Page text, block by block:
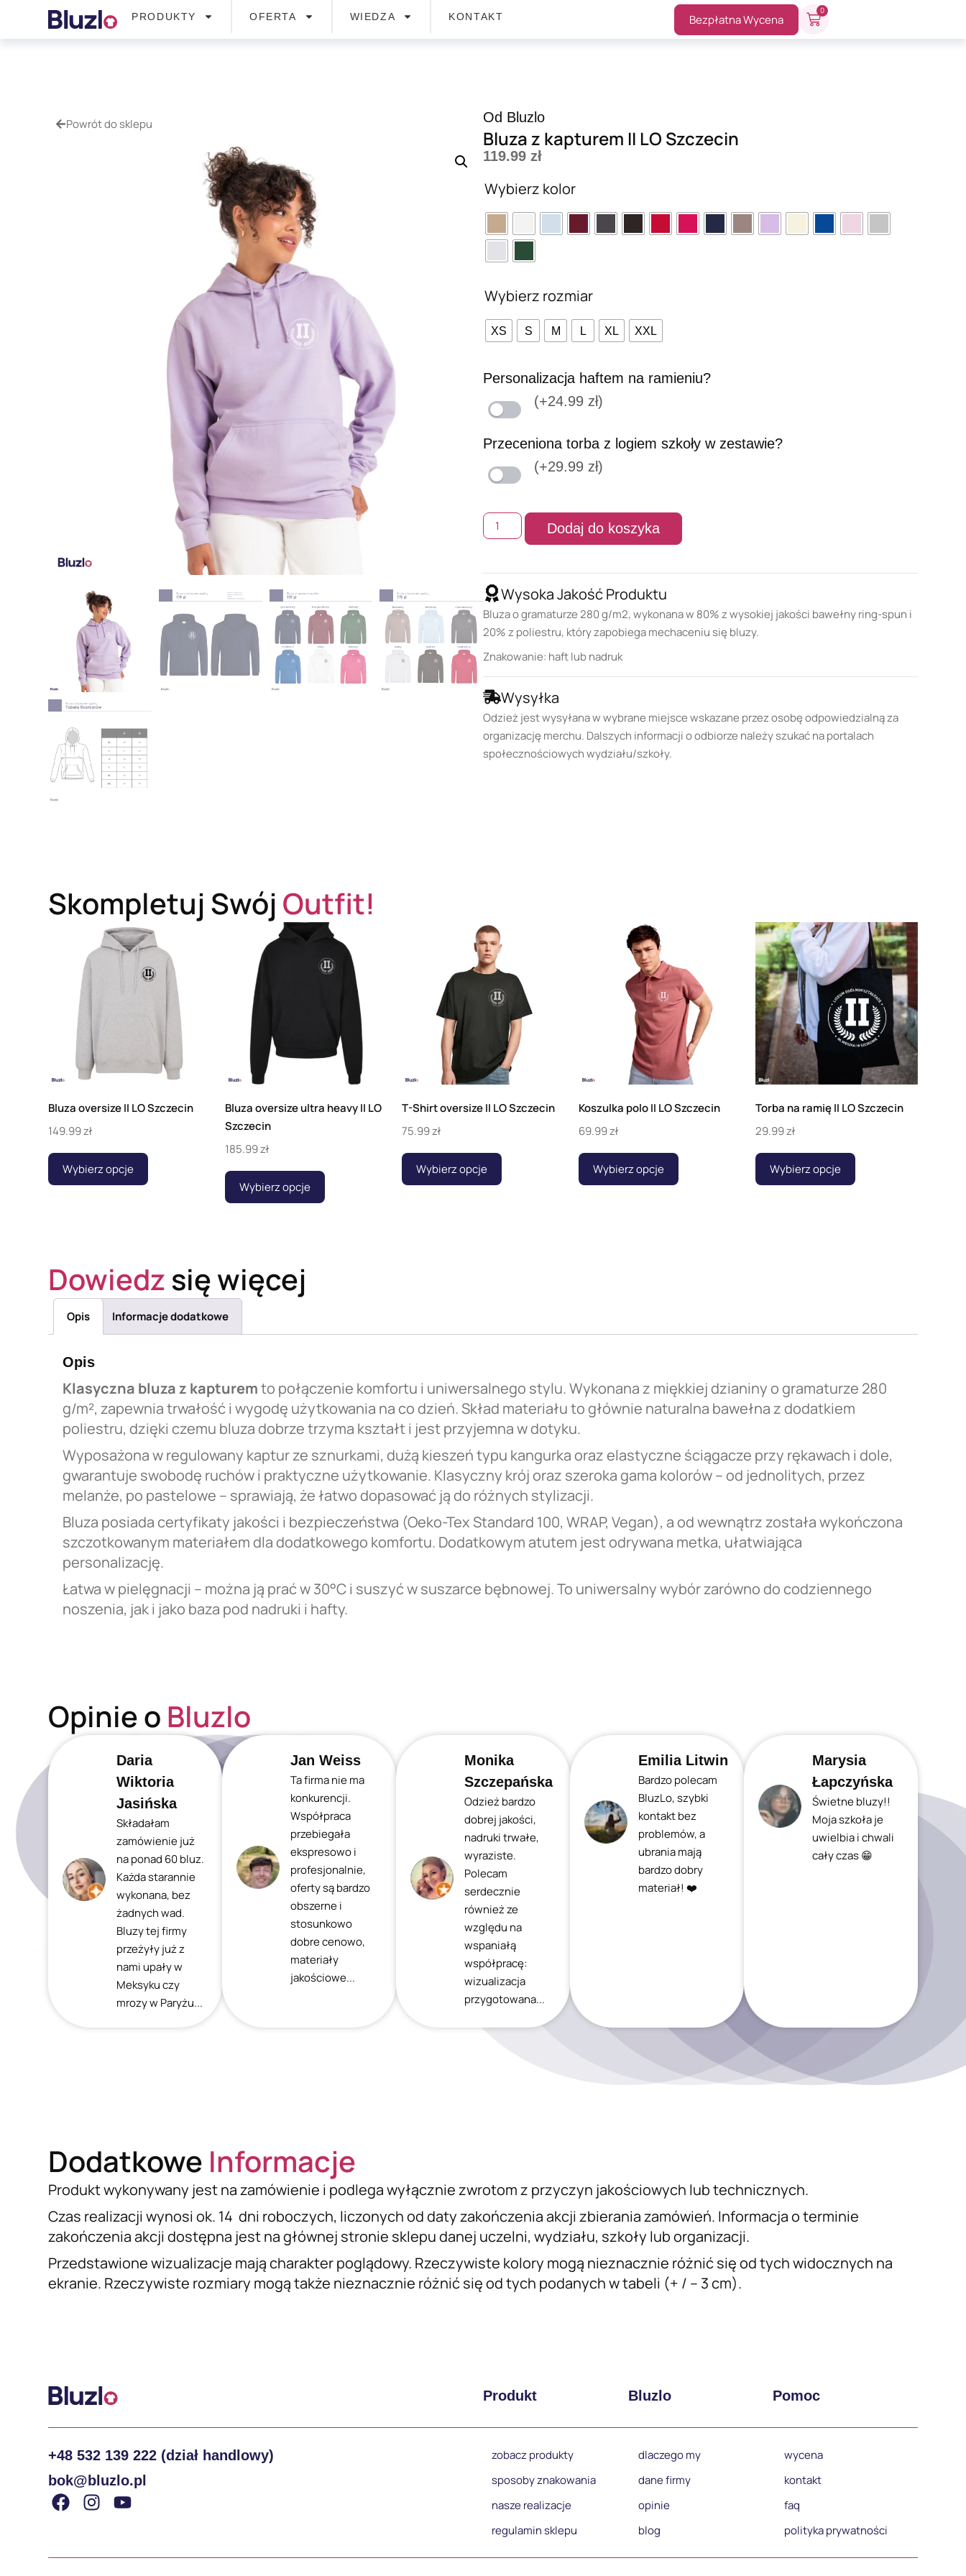
PRODUKTY OFERTA WIEDZA KONTAKT Bezpłatna Wycena
0
Powrót do sklepu Od Bluzlo
Bluza z kapturem II LO Szczecin
119.99 zł
Wybierz kolor
Wybierz rozmiar
XS S M L XL XXL
Personalizacja haftem na ramieniu?
(+24.99 zł)
Przeceniona torba z logiem szkoły w zestawie?
(+29.99 zł)
Dodaj do koszyka
Wysoka Jakość Produktu
Bluza o gramaturze 280 g/m2, wykonana w 80% z wysokiej jakości bawełny ring-spun i
20% z poliestru, który zapobiega mechaceniu się bluzy.
Znakowanie: haft lub nadruk
Wysyłka
Odzież jest wysyłana w wybrane miejsce wskazane przez osobę odpowiedzialną za
organizację merchu. Dalszych informacji o odbiorze należy szukać na portalach
społecznościowych wydziału/szkoły.
Skompletuj Swój Outfit!
Bluza oversize II LO Szczecin
149.99zł
Wybierz opcje
Bluza oversize ultra heavy II LO
Szczecin
185.99zł
Wybierz opcje
T-Shirt oversize II LO Szczecin
75.99zł
Wybierz opcje
Koszulka polo II LO Szczecin
69.99zł
Wybierz opcje
Torba na ramię II LO Szczecin
29.99zł
Wybierz opcje
Dowiedzsię więcej
Opis Informacje dodatkowe
Opis
Klasyczna bluza z kapturemto połączenie komfortu i uniwersalnego stylu. Wykonana z miękkiej dzianiny o gramaturze 280
g/m², zapewnia trwałość i wygodę użytkowania na co dzień. Skład materiału to głównie naturalna bawełna z dodatkiem
poliestru, dzięki czemu bluza dobrze trzyma kształt i jest przyjemna w dotyku.
Wyposażona w regulowany kaptur ze sznurkami, dużą kieszeń typu kangurka oraz elastyczne ściągacze przy rękawach i dole,
gwarantuje swobodę ruchów i praktyczne użytkowanie. Klasyczny krój oraz szeroka gama kolorów – od jednolitych, przez
melanże, po pastelowe – sprawiają, że łatwo dopasować ją do różnych stylizacji.
Bluza posiada certyfikaty jakości i bezpieczeństwa (Oeko-Tex Standard 100, WRAP, Vegan), a od wewnątrz została wykończona
szczotkowanym materiałem dla dodatkowego komfortu. Dodatkowym atutem jest odrywana metka, ułatwiająca
personalizację.
Łatwa w pielęgnacji – można ją prać w 30°C i suszyć w suszarce bębnowej. To uniwersalny wybór zarówno do codziennego
noszenia, jak i jako baza pod nadruki i hafty.
Opinie o Bluzlo
Daria
Wiktoria
Jasińska
Składałam
zamówienie już
na ponad 60 bluz.
Każda starannie
wykonana, bez
żadnych wad.
Bluzy tej firmy
przeżyły już z
nami upały w
Meksyku czy
mrozy w Paryżu...
Jan Weiss
Ta firma nie ma
konkurencji.
Współpraca
przebiegała
ekspresowo i
profesjonalnie,
oferty są bardzo
obszerne i
stosunkowo
dobre cenowo,
materiały
jakościowe...
Monika
Szczepańska
Odzież bardzo
dobrej jakości,
nadruki trwałe,
wyraziste.
Polecam
serdecznie
również ze
względu na
wspaniałą
współpracę:
wizualizacja
przygotowana...
Emilia Litwin
Bardzo polecam
BluzLo, szybki
kontakt bez
problemów, a
ubrania mają
bardzo dobry
materiał! ❤️
Marysia
Łapczyńska
Świetne bluzy!!
Moja szkoła je
uwielbia i chwali
cały czas 😁
Dodatkowe Informacje
Produkt wykonywany jest na zamówienie i podlega wyłącznie zwrotom z przyczyn jakościowych lub technicznych.
Czas realizacji wynosi ok. 14 dni roboczych, liczonych od daty zakończenia akcji zbierania zamówień. Informacja o terminie
zakończenia akcji dostępna jest na głównej stronie sklepu danej uczelni, wydziału, szkoły lub organizacji.
Przedstawione wizualizacje mają charakter poglądowy. Rzeczywiste kolory mogą nieznacznie różnić się od tych widocznych na
ekranie. Rzeczywiste rozmiary mogą także nieznacznie różnić się od tych podanych w tabeli (+ / – 3 cm).
Produkt Bluzlo Pomoc
+48 532 139 222 (dział handlowy)
bok@bluzlo.pl
zobacz produkty
sposoby znakowania
nasze realizacje
regulamin sklepu
dlaczego my
dane firmy
opinie
blog
wycena
kontakt
faq
polityka prywatności